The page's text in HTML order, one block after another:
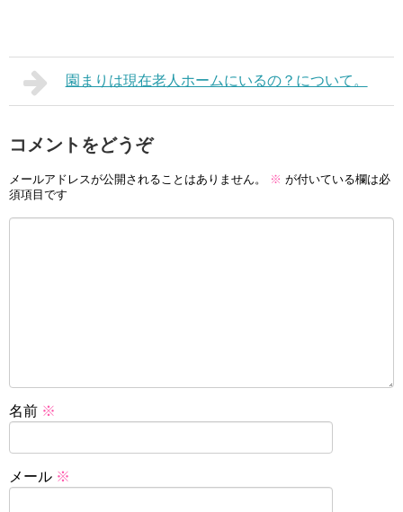
園まりは現在老人ホームにいるの？について。
コメントをどうぞ
メールアドレスが公開されることはありません。 ※ が付いている欄は必
須項目です
名前 ※
メール ※